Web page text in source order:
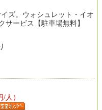
ズ。ウォシュレット・イオ
サービス【駐車場無料】
人）